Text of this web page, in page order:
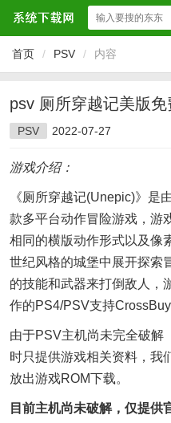
首页 / PSV / 内容
psv 厕所穿越记美版免
PSV 2022-07-27
游戏介绍：
《厕所穿越记(Unepic)》是
款多平台动作冒险游戏，游
相同的横版动作形式以及像
世纪风格的城堡中展开探索
的技能和武器来打倒敌人，
作的PS4/PSV支持CrossBuy
由于PSV主机尚未完全破解
时只提供游戏相关资料，我
放出游戏ROM下载。
目前主机尚未破解，仅提